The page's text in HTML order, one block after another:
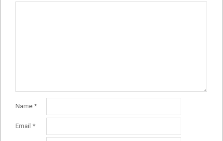
Name *
Email *